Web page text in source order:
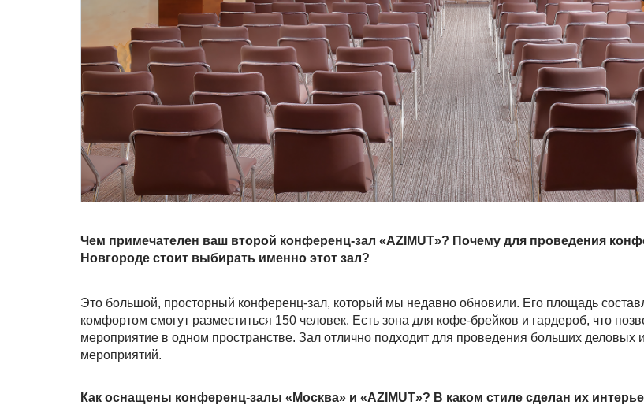
Чем примечателен ваш второй конференц-зал «AZIMUT»? Почему для проведения
Новгороде стоит выбирать именно этот зал?
Это большой, просторный конференц-зал, который мы недавно обновили. Его площадь
комфортом смогут разместиться 150 человек. Есть зона для кофе-брейков и гардероб, что
мероприятие в одном пространстве. Зал отлично подходит для проведения больших деловых
мероприятий.
Как оснащены конференц-залы «Москва» и «AZIMUT»? В каком стиле сделан их